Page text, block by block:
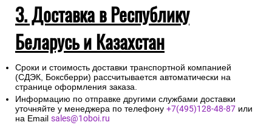
3. Доставка в Республику
Беларусь и Казахстан
Сроки и стоимость доставки транспортной компанией
(СДЭК, Боксберри) рассчитывается автоматически на
странице оформления заказа.
Информацию по отправке другими службами доставки
уточняйте у менеджера по телефону +7(495)128-48-87 или
на Email sales@1oboi.ru